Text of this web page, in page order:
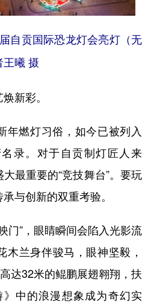
上海 江苏
福建 江西
湖北
青海 宁夏
黑龙江
Français عربى
日本語 한국어
自贡国际恐龙灯会亮灯（无
王曦 摄
新彩。
燃灯习俗，如今已被列入
录。对于自贡制灯匠人来
最重要的“竞技舞台”。要玩
与创新的双重考验。
”，眼睛瞬间会陷入光影流
木兰身伴骏马，眼神坚毅，
达32米的鲲鹏展翅翱翔，扶
中的浪漫想象成为奇幻实